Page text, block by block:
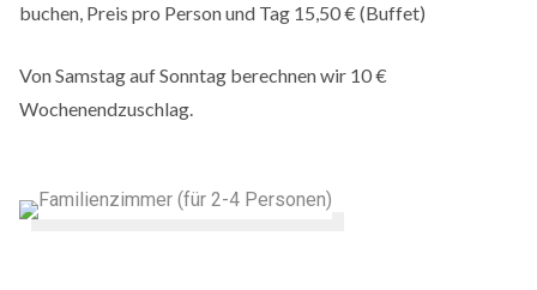
buchen, Preis pro Person und Tag 15,50 € (Buffet)
Von Samstag auf Sonntag berechnen wir 10 €
Wochenendzuschlag.